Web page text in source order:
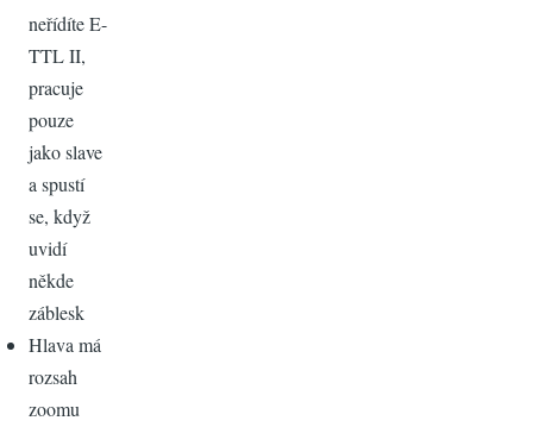
neřídíte E-
TTL II,
pracuje
pouze
jako slave
a spustí
se, když
uvidí
někde
záblesk
Hlava má
rozsah
zoomu